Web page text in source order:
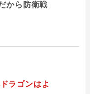
から防衛戦
ラゴンはよ